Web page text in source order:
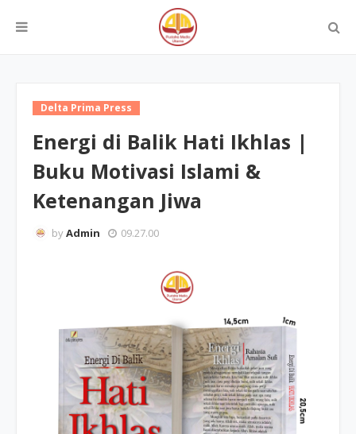
Delta Prima Press
Energi di Balik Hati Ikhlas |
Buku Motivasi Islami &
Ketenangan Jiwa
byAdmin 09.27.00